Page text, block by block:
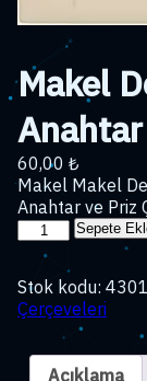
Makel
60,00 ₺
Makel Makel
Anahtar ve Priz
Makel
Defne
İkili
Anahtar
Komütatör
adet
Sepete
Stok kodu:
Çerçeveleri
Açıklama